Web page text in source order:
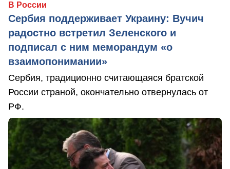
В России
Сербия поддерживает Украину: Вучич
радостно встретил Зеленского и
подписал с ним меморандум «о
взаимопонимании»
Сербия, традиционно считающаяся братской
России страной, окончательно отвернулась от
РФ.